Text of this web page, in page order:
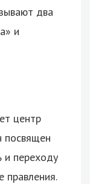
два
и
центр
посвящен
и переходу
правления.